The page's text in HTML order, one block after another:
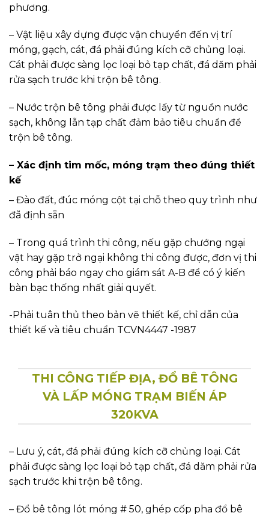
phương.
– Vật liệu xây dựng được vận chuyển đến vị trí
móng, gạch, cát, đá phải đúng kích cỡ chủng loại.
Cát phải được sàng lọc loại bỏ tạp chất, đá dăm phải
rửa sạch trước khi trộn bê tông.
– Nước trộn bê tông phải được lấy từ nguồn nước
sạch, không lẫn tạp chất đảm bảo tiêu chuẩn để
trộn bê tông.
– Xác định tim mốc, móng trạm theo đúng thiết
kế
– Đào đất, đúc móng cột tại chỗ theo quy trình như
đã định sẵn
– Trong quá trình thi công, nếu gặp chướng ngại
vật hay gặp trở ngại không thi công được, đơn vị thi
công phải báo ngay cho giám sát A-B để có ý kiến
bàn bạc thống nhất giải quyết.
-Phải tuân thủ theo bản vẽ thiết kế, chỉ dẫn của
thiết kế và tiêu chuẩn TCVN4447 -1987
THI CÔNG TIẾP ĐỊA, ĐỔ BÊ TÔNG
VÀ LẤP MÓNG TRẠM BIẾN ÁP
320KVA
– Lưu ý, cát, đá phải đúng kích cỡ chủng loại. Cát
phải được sàng lọc loại bỏ tạp chất, đá dăm phải rửa
sạch trước khi trộn bê tông.
– Đổ bê tông lót móng # 50, ghép cốp pha đổ bê